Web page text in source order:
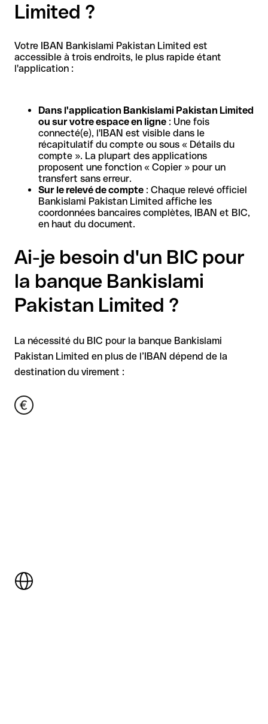
Limited ?
Votre IBAN Bankislami Pakistan Limited est
accessible à trois endroits, le plus rapide étant
l'application :
Dans l'application Bankislami Pakistan Limited
ou sur votre espace en ligne : Une fois
connecté(e), l'IBAN est visible dans le
récapitulatif du compte ou sous « Détails du
compte ». La plupart des applications
proposent une fonction « Copier » pour un
transfert sans erreur.
Sur le relevé de compte : Chaque relevé officiel
Bankislami Pakistan Limited affiche les
coordonnées bancaires complètes, IBAN et BIC,
en haut du document.
Ai-je besoin d'un BIC pour
la banque Bankislami
Pakistan Limited ?
La nécessité du BIC pour la banque Bankislami
Pakistan Limited en plus de l’IBAN dépend de la
destination du virement :